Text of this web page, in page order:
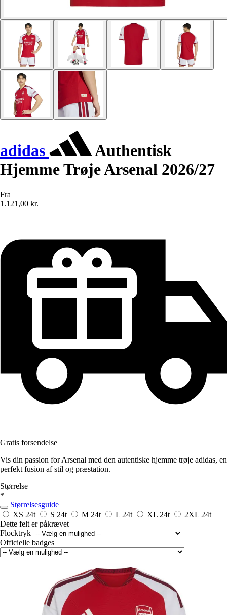
adidas
Authentisk
Hjemme Trøje Arsenal 2026/27
Fra
1.121,00 kr.
Gratis forsendelse
Vis din passion for Arsenal med den autentiske hjemme trøje adidas, en
perfekt fusion af stil og præstation.
Størrelse
*
Størrelsesguide
XS 24t S 24t M 24t L 24t XL 24t 2XL 24t
Dette felt er påkrævet
Flocktryk
Officielle badges